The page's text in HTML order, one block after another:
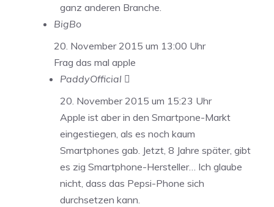
ganz anderen Branche.
BigBo
20. November 2015 um 13:00 Uhr
Frag das mal apple
PaddyOfficial 
20. November 2015 um 15:23 Uhr
Apple ist aber in den Smartpone-Markt
eingestiegen, als es noch kaum
Smartphones gab. Jetzt, 8 Jahre später, gibt
es zig Smartphone-Hersteller… Ich glaube
nicht, dass das Pepsi-Phone sich
durchsetzen kann.